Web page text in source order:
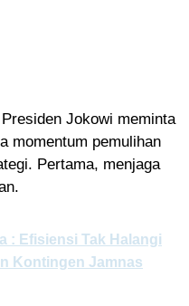
Jokowi meminta
momentum pemulihan
Pertama, menjaga
: Efisiensi Tak Halangi
Kontingen Jamnas